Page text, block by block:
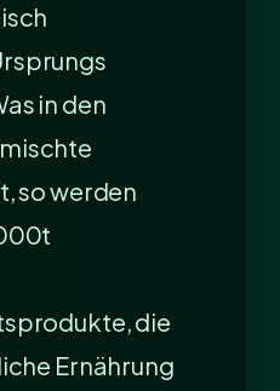
in den
so werden
die
Ernährung